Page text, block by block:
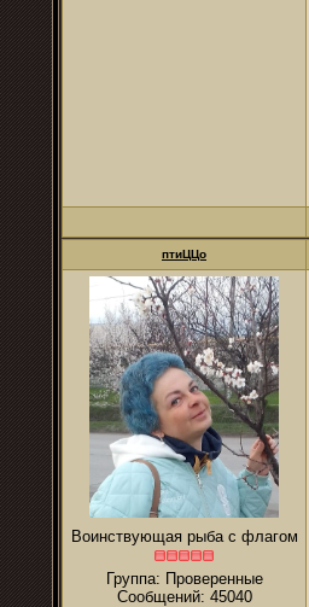
птиЦЦо
Воинствующая рыба с флагом
Группа: Проверенные
Сообщений: 45040